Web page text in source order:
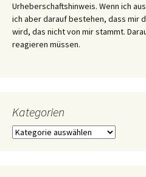
Urheberschaftshinweis. Wenn ich
ich aber darauf bestehen, dass mir
wird, das nicht von mir stammt.
reagieren müssen.
Kategorien
Kategorien